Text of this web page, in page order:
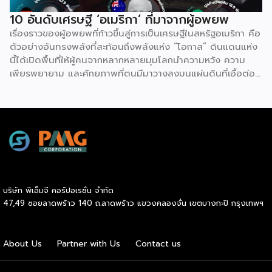
10 อันดับเศรษฐี ‘อเมริกา’ ที่มาจากผู้อพยพ
เรื่องราวของผู้อพยพที่ก้าวขึ้นสู่การเป็นเศรษฐีในสหรัฐอเมริกา คือ
ตัวอย่างอันทรงพลังที่สะท้อนถึงพลังแห่ง “โอกาส” ดินแดนแห่ง
นี้ได้เปิดพื้นที่ให้ผู้คนจากหลากหลายมุมโลกนำความหวัง ความ
เพียรพยายาม และศักยภาพที่ตนมีมาวางลงบนแผ่นดินที่เอื้อต่อ
บอร์ดให้วิสัยทัศน์และการทำงานหนักบ่มเพาะเป็นผลสำเร็จลบล้าง
ข้อจำกัดเดิม ความสำเร็จของพวกเขามิได้เกิดจากโชคช่วย แต่เกิด
จากการที่โอกาสอันเท่าเทียมมาบรรจบกับความมุ่งมั่นที่ไม่ยอมแพ้
บริษัท พีเอ็มจี คอร์ปอเรชั่น จำกัด
47,49 ซอยลาดพร้าว 140 ถ.ลาดพร้าว แขวงคลองจั่น เขตบางกะปิ กรุงเทพฯ
About Us Partner with Us Contact us